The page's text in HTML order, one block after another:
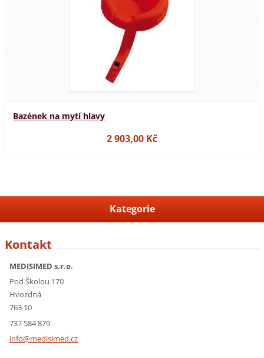
Bazének na mytí hlavy
2 903,00 Kč
Kategorie
Kontakt
MEDISIMED s.r.o.
Pod Školou 170
Hvozdná
763 10
737 584 879
info@medisimed.cz